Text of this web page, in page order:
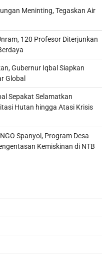
Meninting, Tegaskan Air
120 Profesor Diterjunkan
Gubernur Iqbal Siapkan
Global
Sepakat Selamatkan
Hutan hingga Atasi Krisis
Spanyol, Program Desa
Kemiskinan di NTB